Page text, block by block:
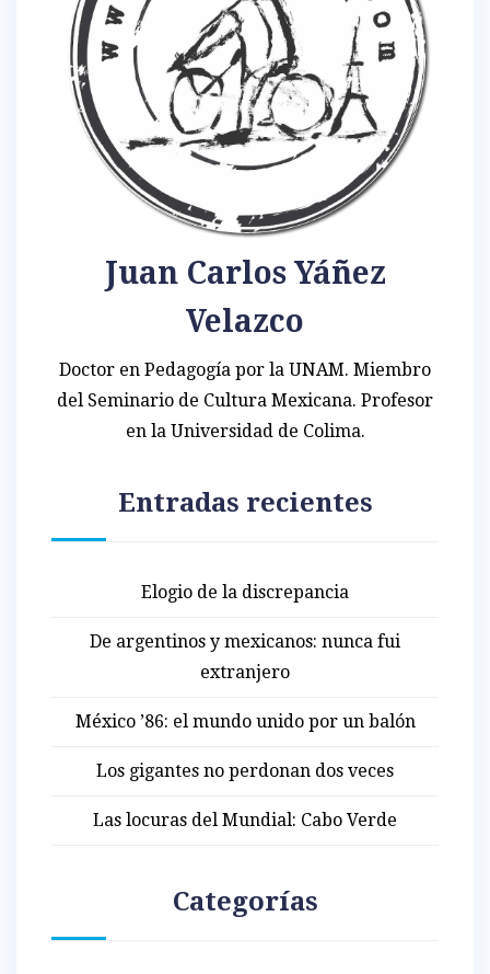
Juan Carlos Yáñez
Velazco
Doctor en Pedagogía por la UNAM. Miembro
del Seminario de Cultura Mexicana. Profesor
en la Universidad de Colima.
Entradas recientes
Elogio de la discrepancia
De argentinos y mexicanos: nunca fui
extranjero
México ’86: el mundo unido por un balón
Los gigantes no perdonan dos veces
Las locuras del Mundial: Cabo Verde
Categorías